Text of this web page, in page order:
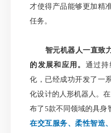
才使得产品能够更加精
任务。
智元机器人一直致力
的发展和应用。 通过
化，已经成功开发了一
化设计的人形机器人。
布了5款不同领域的具身
在交互服务、柔性智造